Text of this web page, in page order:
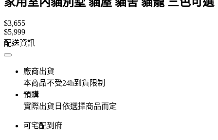
$3,655
$5,999
配送資訊
廠商出貨
本商品不受24h到貨限制
預購
實際出貨日依選擇商品而定
可宅配到府